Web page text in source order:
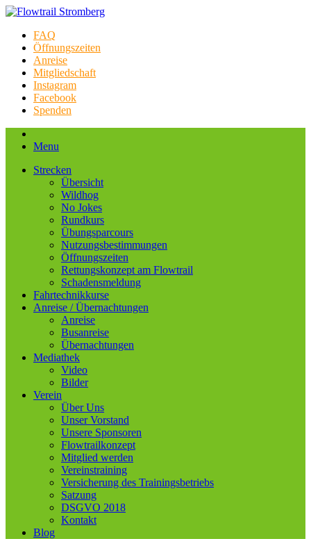
FAQ
Öffnungszeiten
Anreise
Mitgliedschaft
Instagram
Facebook
Spenden
Menu
Strecken
Übersicht
Wildhog
No Jokes
Rundkurs
Übungsparcours
Nutzungsbestimmungen
Öffnungszeiten
Rettungskonzept am Flowtrail
Schadensmeldung
Fahrtechnikkurse
Anreise / Übernachtungen
Anreise
Busanreise
Übernachtungen
Mediathek
Video
Bilder
Verein
Über Uns
Unser Vorstand
Unsere Sponsoren
Flowtrailkonzept
Mitglied werden
Vereinstraining
Versicherung des Trainingsbetriebs
Satzung
DSGVO 2018
Kontakt
Blog